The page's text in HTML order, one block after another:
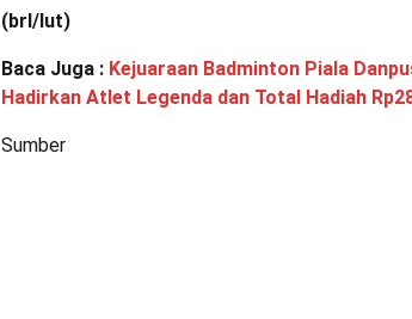
(brl/lut)
Baca Juga : Kejuaraan Badminton Piala
Hadirkan Atlet Legenda dan Total Hadiah
Sumber